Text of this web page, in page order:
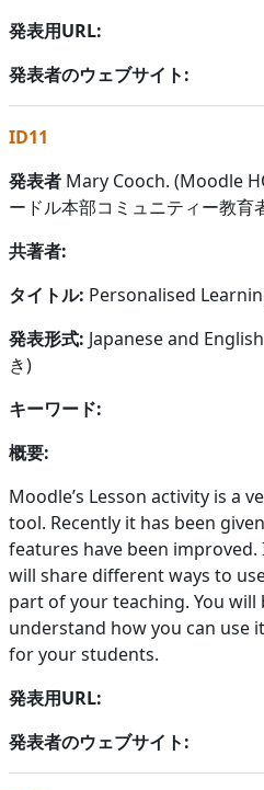
発表用URL:
発表者のウェブサイト:
ID11
発表者 Mary Cooch. (Moodle
ードル本部コミュニティー教育
共著者:
タイトル: Personalised
発表形式: Japanese and
き)
キーワード:
概要:
Moodle’s Lesson activity is a
tool. Recently it has been
features have been
will share different ways to
part of your teaching. You
understand how you can use
for your students.
発表用URL:
発表者のウェブサイト: